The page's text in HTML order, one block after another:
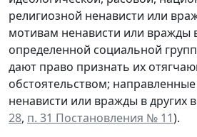
религиозной ненависти или
мотивам ненависти или вражды
определенной социальной
дают право признать их
обстоятельством;
ненависти или вражды в других
28, п. 31 Постановления № 11).